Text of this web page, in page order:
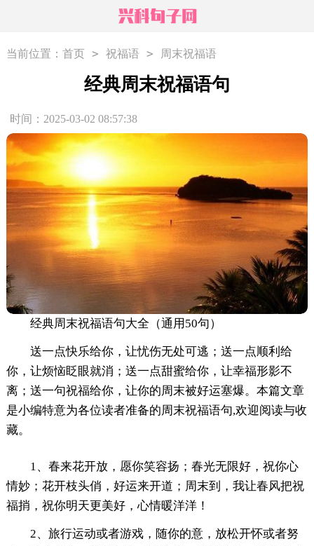
当前位置： 首页 > 祝福语 > 周末祝福语
经典周末祝福语句
时间：2025-03-02 08:57:38
经典周末祝福语句大全（通用50句）
送一点快乐给你，让忧伤无处可逃；送一点顺利给
你，让烦恼眨眼就消；送一点甜蜜给你，让幸福形影不
离；送一句祝福给你，让你的周末被好运塞爆。本篇文章
是小编特意为各位读者准备的周末祝福语句,欢迎阅读与收
藏。
1、春来花开放，愿你笑容扬；春光无限好，祝你心
情妙；花开枝头俏，好运来开道；周末到，我让春风把祝
福捎，祝你明天更美好，心情暖洋洋！
2、旅行运动或者游戏，随你的意，放松开怀或者努